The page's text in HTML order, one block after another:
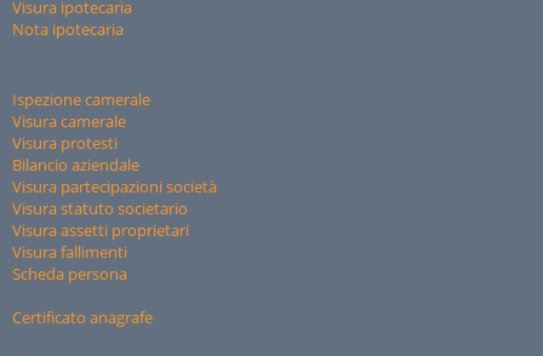
Visura ipotecaria
Nota ipotecaria
Ispezione camerale
Visura camerale
Visura protesti
Bilancio aziendale
Visura partecipazioni società
Visura statuto societario
Visura assetti proprietari
Visura fallimenti
Scheda persona
Certificato anagrafe